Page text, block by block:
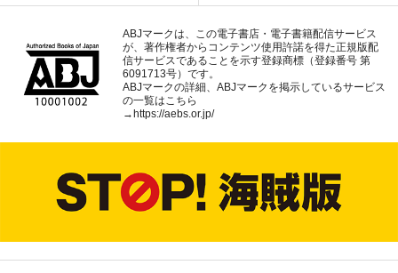
ABJマークは、この電子書店・電子書籍配信サービス
が、著作権者からコンテンツ使用許諾を得た正規版配
信サービスであることを示す登録商標（登録番号 第
6091713号）です。
ABJマークの詳細、ABJマークを掲示しているサービス
の一覧はこちら
→ https://aebs.or.jp/